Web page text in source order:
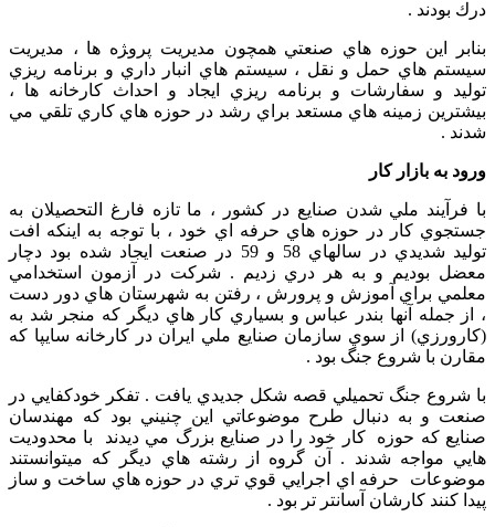
درك بودند .
بنابر اين حوزه هاي صنعتي همچون مديريت پرو‍‍ژه ها ، مديريت
سيستم هاي حمل و نقل ، سيستم هاي انبار داري و برنامه ريزي
توليد و سفارشات و برنامه ريزي ايجاد و احداث كارخانه ها ،
بيشترين زمينه هاي مستعد براي رشد در حوزه هاي كاري تلقي مي
شدند .
ورود به بازار كار
با فرآيند ملي شدن صنايع در كشور ، ما تازه فارغ التحصيلان به
جستجوي كار در حوزه هاي حرفه اي خود ، با توجه به اينكه افت
توليد شديدي در سالهاي 58 و 59 در صنعت ايجاد شده بود دچار
معضل بوديم و به هر دري زديم . شركت در آزمون استخدامي
معلمي براي آموزش و پرورش ، رفتن به شهرستان هاي دور دست
، از جمله آنها بندر عباس و بسياري كار هاي ديگر كه منجر شد به
(كارورزي) از سوي سازمان صنايع ملي ايران در كارخانه سايپا كه
مقارن با شروع جنگ بود .
با شروع جنگ تحميلي قصه شكل جديدي يافت . تفكر خودكفايي در
صنعت و به دنبال طرح موضوعاتي اين چنيني بود كه مهندسان
صنايع كه حوزه كار خود را در صنايع بزرگ مي ديدند با محدوديت
هايي مواجه شدند . آن گروه از رشته هاي ديگر كه ميتوانستند
موضوعات حرفه اي اجرايي قوي تري در حوزه هاي ساخت و ساز
پيدا كنند كارشان آسانتر تر بود .